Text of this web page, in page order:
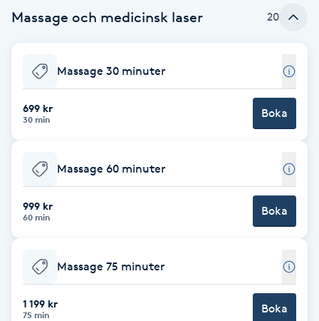
Babylights
Balayage
Bambumassage
Barber
Barnklippning
BIAB
Blowout
Bottenfärg
Massage och medicinsk laser 20
Massage 30 minuter
699 kr
30 min Boka
Massage 60 minuter
999 kr
60 min Boka
Massage 75 minuter
1 199 kr
75 min Boka